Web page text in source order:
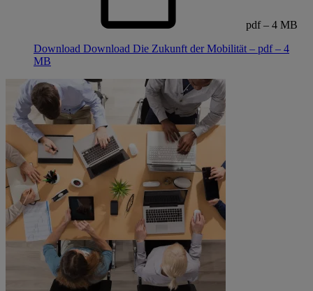
pdf – 4 MB
Download Download Die Zukunft der Mobilität – pdf – 4
MB